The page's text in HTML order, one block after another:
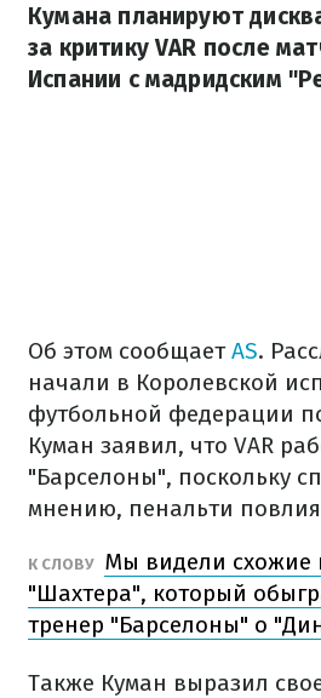
Кумана планируют
за критику VAR после
Испании с мадридским
Об этом сообщаетAS.
начали в Королевской
футбольной федерации
Куман заявил, что VAR
"Барселоны", поскольку
мнению, пенальти
К СЛОВУ Мы видели схожие
"Шахтера", который
тренер "Барселоны" о
Также Куман выразил